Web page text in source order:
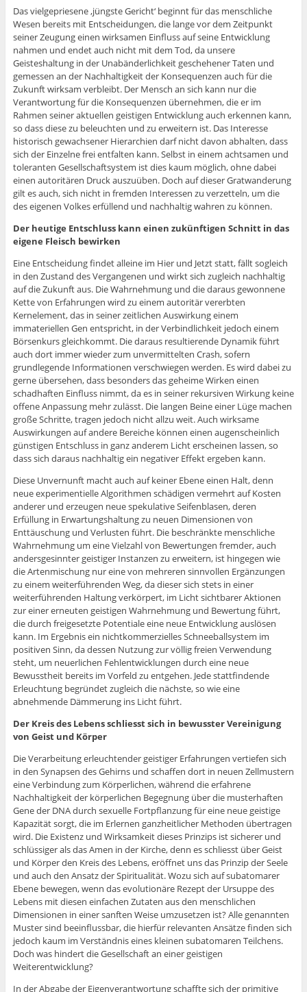
Das vielgepriesene ‚jüngste Gericht‘ beginnt für das menschliche
Wesen bereits mit Entscheidungen, die lange vor dem Zeitpunkt
seiner Zeugung einen wirksamen Einfluss auf seine Entwicklung
nahmen und endet auch nicht mit dem Tod, da unsere
Geisteshaltung in der Unabänderlichkeit geschehener Taten und
gemessen an der Nachhaltigkeit der Konsequenzen auch für die
Zukunft wirksam verbleibt. Der Mensch an sich kann nur die
Verantwortung für die Konsequenzen übernehmen, die er im
Rahmen seiner aktuellen geistigen Entwicklung auch erkennen kann,
so dass diese zu beleuchten und zu erweitern ist. Das Interesse
historisch gewachsener Hierarchien darf nicht davon abhalten, dass
sich der Einzelne frei entfalten kann. Selbst in einem achtsamen und
toleranten Gesellschaftsystem ist dies kaum möglich, ohne dabei
einen autoritären Druck auszuüben. Doch auf dieser Gratwanderung
gilt es auch, sich nicht in fremden Interessen zu verzetteln, um die
des eigenen Volkes erfüllend und nachhaltig wahren zu können.
Der heutige Entschluss kann einen zukünftigen Schnitt in das
eigene Fleisch bewirken
Eine Entscheidung findet alleine im Hier und Jetzt statt, fällt sogleich
in den Zustand des Vergangenen und wirkt sich zugleich nachhaltig
auf die Zukunft aus. Die Wahrnehmung und die daraus gewonnene
Kette von Erfahrungen wird zu einem autoritär vererbten
Kernelement, das in seiner zeitlichen Auswirkung einem
immateriellen Gen entspricht, in der Verbindlichkeit jedoch einem
Börsenkurs gleichkommt. Die daraus resultierende Dynamik führt
auch dort immer wieder zum unvermittelten Crash, sofern
grundlegende Informationen verschwiegen werden. Es wird dabei zu
gerne übersehen, dass besonders das geheime Wirken einen
schadhaften Einfluss nimmt, da es in seiner rekursiven Wirkung keine
offene Anpassung mehr zulässt. Die langen Beine einer Lüge machen
große Schritte, tragen jedoch nicht allzu weit. Auch wirksame
Auswirkungen auf andere Bereiche können einen augenscheinlich
günstigen Entschluss in ganz anderem Licht erscheinen lassen, so
dass sich daraus nachhaltig ein negativer Effekt ergeben kann.
Diese Unvernunft macht auch auf keiner Ebene einen Halt, denn
neue experimentielle Algorithmen schädigen vermehrt auf Kosten
anderer und erzeugen neue spekulative Seifenblasen, deren
Erfüllung in Erwartungshaltung zu neuen Dimensionen von
Enttäuschung und Verlusten führt. Die beschränkte menschliche
Wahrnehmung um eine Vielzahl von Bewertungen fremder, auch
andersgesinnter geistiger Instanzen zu erweitern, ist hingegen wie
die Artenmischung nur eine von mehreren sinnvollen Ergänzungen
zu einem weiterführenden Weg, da dieser sich stets in einer
weiterführenden Haltung verkörpert, im Licht sichtbarer Aktionen
zur einer erneuten geistigen Wahrnehmung und Bewertung führt,
die durch freigesetzte Potentiale eine neue Entwicklung auslösen
kann. Im Ergebnis ein nichtkommerzielles Schneeballsystem im
positiven Sinn, da dessen Nutzung zur völlig freien Verwendung
steht, um neuerlichen Fehlentwicklungen durch eine neue
Bewusstheit bereits im Vorfeld zu entgehen. Jede stattfindende
Erleuchtung begründet zugleich die nächste, so wie eine
abnehmende Dämmerung ins Licht führt.
Der Kreis des Lebens schliesst sich in bewusster Vereinigung
von Geist und Körper
Die Verarbeitung erleuchtender geistiger Erfahrungen vertiefen sich
in den Synapsen des Gehirns und schaffen dort in neuen Zellmustern
eine Verbindung zum Körperlichen, während die erfahrene
Nachhaltigkeit der körperlichen Begegnung über die musterhaften
Gene der DNA durch sexuelle Fortpflanzung für eine neue geistige
Kapazität sorgt, die im Erlernen ganzheitlicher Methoden übertragen
wird. Die Existenz und Wirksamkeit dieses Prinzips ist sicherer und
schlüssiger als das Amen in der Kirche, denn es schliesst über Geist
und Körper den Kreis des Lebens, eröffnet uns das Prinzip der Seele
und auch den Ansatz der Spiritualität. Wozu sich auf subatomarer
Ebene bewegen, wenn das evolutionäre Rezept der Ursuppe des
Lebens mit diesen einfachen Zutaten aus den menschlichen
Dimensionen in einer sanften Weise umzusetzen ist? Alle genannten
Muster sind beeinflussbar, die hierfür relevanten Ansätze finden sich
jedoch kaum im Verständnis eines kleinen subatomaren Teilchens.
Doch was hindert die Gesellschaft an einer geistigen
Weiterentwicklung?
In der Abgabe der Eigenverantwortung schaffte sich der primitive